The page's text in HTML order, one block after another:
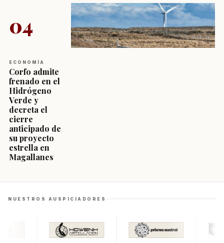
04
ECONOMÍA
Corfo admite
frenado en el
Hidrógeno
Verde y
decreta el
cierre
anticipado de
su proyecto
estrella en
Magallanes
NUESTROS AUSPICIADORES